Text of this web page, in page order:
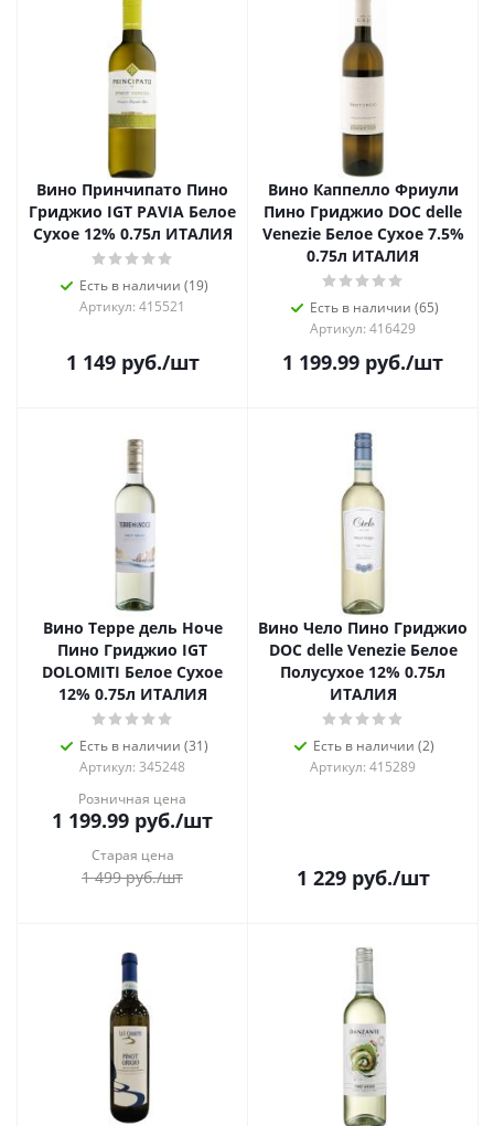
Вино Принчипато Пино
Гриджио IGT PAVIA Белое
Сухое 12% 0.75л ИТАЛИЯ
Есть в наличии (19)
Артикул: 415521
1 149руб./шт
Вино Каппелло Фриули
Пино Гриджио DOC delle
Venezie Белое Сухое 7.5%
0.75л ИТАЛИЯ
Есть в наличии (65)
Артикул: 416429
1 199.99 руб./шт
Вино Терре дель Ноче
Пино Гриджио IGT
DOLOMITI Белое Сухое
12% 0.75л ИТАЛИЯ
Есть в наличии (31)
Артикул: 345248
Розничная цена
1 199.99 руб./шт
Старая цена
1 499руб./шт
Вино Чело Пино Гриджио
DOC delle Venezie Белое
Полусухое 12% 0.75л
ИТАЛИЯ
Есть в наличии (2)
Артикул: 415289
1 229руб./шт